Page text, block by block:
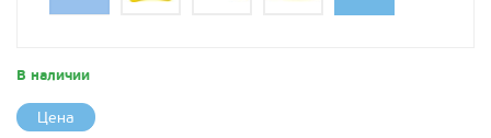
В наличии
Цена